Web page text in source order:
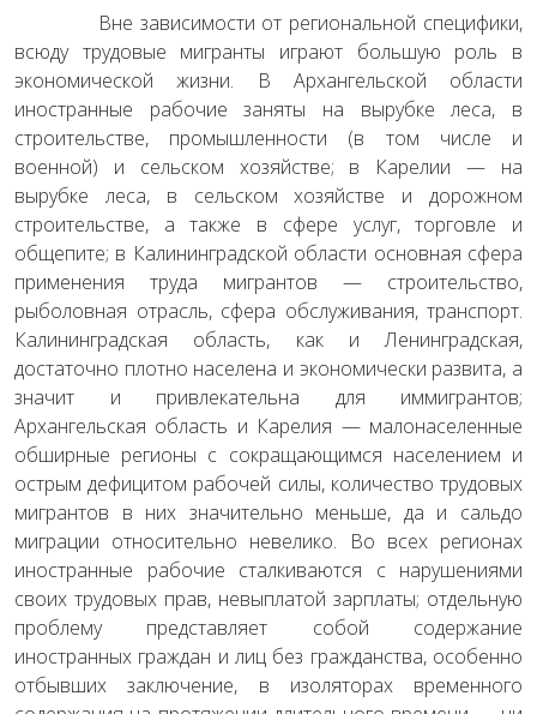
Вне зависимости от региональной специфики,
всюду трудовые мигранты играют большую роль в
экономической жизни. В Архангельской области
иностранные рабочие заняты на вырубке леса, в
строительстве, промышленности (в том числе и
военной) и сельском хозяйстве; в Карелии — на
вырубке леса, в сельском хозяйстве и дорожном
строительстве, а также в сфере услуг, торговле и
общепите; в Калининградской области основная сфера
применения труда мигрантов — строительство,
рыболовная отрасль, сфера обслуживания, транспорт.
Калининградская область, как и Ленинградская,
достаточно плотно населена и экономически развита, а
значит и привлекательна для иммигрантов;
Архангельская область и Карелия — малонаселенные
обширные регионы с сокращающимся населением и
острым дефицитом рабочей силы, количество трудовых
мигрантов в них значительно меньше, да и сальдо
миграции относительно невелико. Во всех регионах
иностранные рабочие сталкиваются с нарушениями
своих трудовых прав, невыплатой зарплаты; отдельную
проблему представляет собой содержание
иностранных граждан и лиц без гражданства, особенно
отбывших заключение, в изоляторах временного